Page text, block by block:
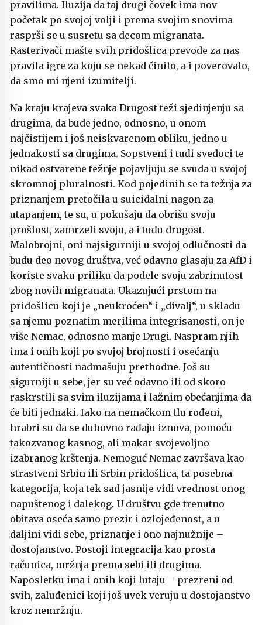
pravilima. Iluzija da taj drugi čovek ima nov
početak po svojoj volji i prema svojim snovima
rasprši se u susretu sa decom migranata.
Rasterivači mašte svih pridošlica prevode za nas
pravila igre za koju se nekad činilo, a i poverovalo,
da smo mi njeni izumitelji.
Na kraju krajeva svaka Drugost teži sjedinjenju sa
drugima, da bude jedno, odnosno, u onom
najčistijem i još neiskvarenom obliku, jedno u
jednakosti sa drugima. Sopstveni i tuđi svedoci te
nikad ostvarene težnje pojavljuju se svuda u svojoj
skromnoj pluralnosti. Kod pojedinih se ta težnja za
priznanjem pretočila u suicidalni nagon za
utapanjem, te su, u pokušaju da obrišu svoju
prošlost, zamrzeli svoju, a i tuđu drugost.
Malobrojni, oni najsigurniji u svojoj odlučnosti da
budu deo novog društva, već odavno glasaju za AfD i
koriste svaku priliku da podele svoju zabrinutost
zbog novih migranata. Ukazujući prstom na
pridošlicu koji je „neukroćen“ i „divalj“, u skladu
sa njemu poznatim merilima integrisanosti, on je
više Nemac, odnosno manje Drugi. Naspram njih
ima i onih koji po svojoj brojnosti i osećanju
autentičnosti nadmašuju prethodne. Još su
sigurniji u sebe, jer su već odavno ili od skoro
raskrstili sa svim iluzijama i lažnim obećanjima da
će biti jednaki. Iako na nemačkom tlu rođeni,
hrabri su da se duhovno rađaju iznova, pomoću
takozvanog kasnog, ali makar svojevoljno
izabranog krštenja. Nemoguć Nemac završava kao
strastveni Srbin ili Srbin pridošlica, ta posebna
kategorija, koja tek sad jasnije vidi vrednost onog
napuštenog i dalekog. U društvu gde trenutno
obitava oseća samo prezir i ozlojeđenost, a u
daljini vidi sebe, priznanje i ono najnužnije –
dostojanstvo. Postoji integracija kao prosta
računica, mržnja prema sebi ili drugima.
Naposletku ima i onih koji lutaju – prezreni od
svih, zaluđenici koji još uvek veruju u dostojanstvo
kroz nemržnju.